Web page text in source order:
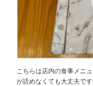
こちらは店内の食事メニ
が読めなくても大丈夫です